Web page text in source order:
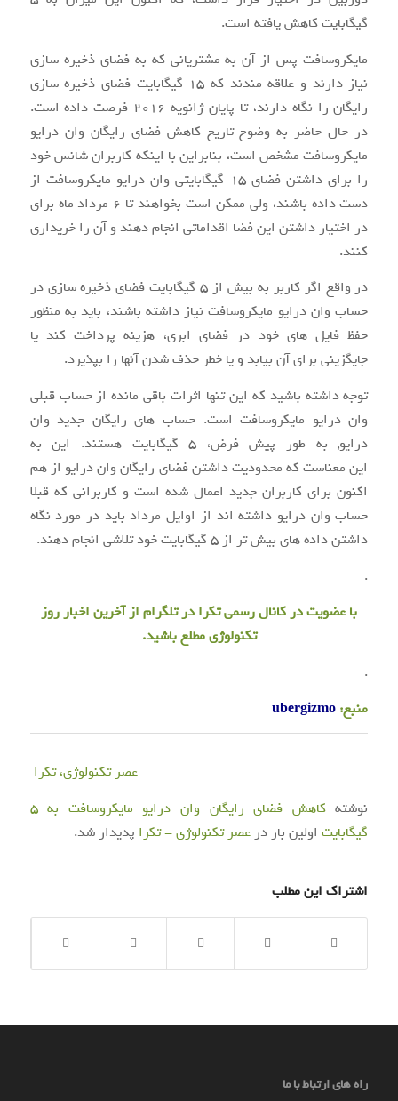
گیگابایت کاهش یافته است.
مایکروسافت پس از آن به مشتریانی که به فضای ذخیره سازی
نیاز دارند و علاقه مندند که ۱۵ گیگابایت فضای ذخیره سازی
رایگان را نگاه دارند، تا پایان ژانویه ۲۰۱۶ فرصت داده است.
در حال حاضر به وضوح تاریخ کاهش فضای رایگان وان درایو
مایکروسافت مشخص است، بنابراین با اینکه کاربران شانس خود
را برای داشتن فضای ۱۵ گیگابایتی وان درایو مایکروسافت از
دست داده باشند، ولی ممکن است بخواهند تا ۶ مرداد ماه برای
در اختیار داشتن این فضا اقداماتی انجام دهند و آن را خریداری
کنند.
در واقع اگر کاربر به بیش از ۵ گیگابایت فضای ذخیره سازی در
حساب وان درایو مایکروسافت نیاز داشته باشند، باید به منظور
حفظ فایل های خود در فضای ابری، هزینه پرداخت کند یا
جایگزینی برای آن بیابد و یا خطر حذف شدن آنها را بپذیرد.
توجه داشته باشید که این تنها اثرات باقی مانده از حساب قبلی
وان درایو مایکروسافت است. حساب های رایگان جدید وان
درایو, به طور پیش فرض، ۵ گیگابایت هستند. این به
این معناست که محدودیت داشتن فضای رایگان وان درایو از هم
اکنون برای کاربران جدید اعمال شده است و کاربرانی که قبلا
حساب وان درایو داشته اند از اوایل مرداد باید در مورد نگاه
داشتن داده های بیش تر از ۵ گیگابایت خود تلاشی انجام دهند.
.
با عضویت درکانال رسمی تکرا در تلگرام از آخرین اخبار روز
تکنولوژی مطلع باشید.
.
منبع: ubergizmo
عصر تکنولوژی، تکرا
نوشته
کاهش فضای رایگان وان درایو مایکروسافت به ۵
گیگابایتاولین بار در عصر تکنولوژی - تکرا پدیدار شد.
اشتراک این مطلب
راه های ارتباط با ما